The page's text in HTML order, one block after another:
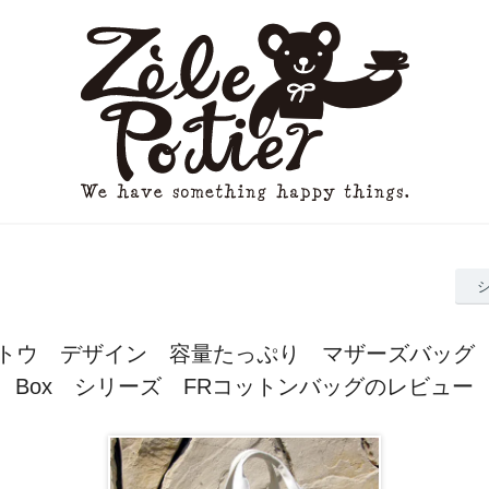
ウ デザイン 容量たっぷり マザーズバッグ
Box シリーズ FRコットンバッグのレビュー